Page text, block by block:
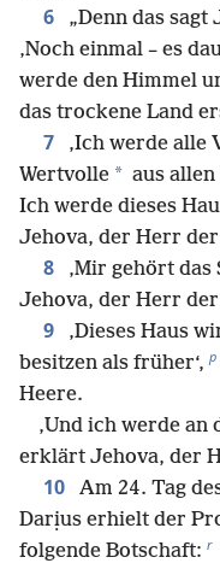
6
„Denn das
‚Noch einmal – es
werde den Himmel
das trockene Land
7
‚Ich werde alle
Wertvolle * aus
Ich werde dieses
Jehova, der Herr
8
‚Mir gehört
Jehova, der Herr
9
‚Dieses Haus
besitzen als früher‘, p
Heere.
‚Und ich werde an
erklärt Jehova, der
10
Am 24. Tag
Darịus erhielt der
folgende Botschaft: r